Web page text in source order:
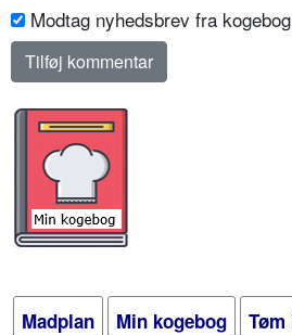
Modtag nyhedsbrev fra
Madplan Min kogebog Tøm